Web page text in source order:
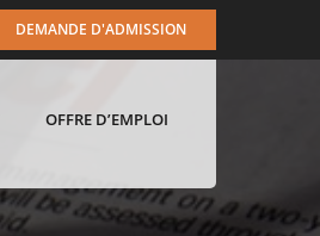
DEMANDE D'ADMISSION
OFFRE D’EMPLOI